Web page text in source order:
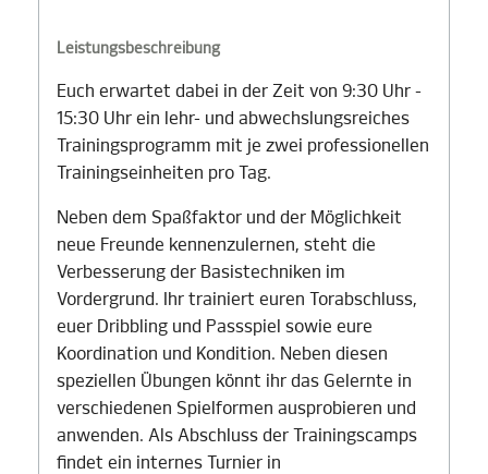
Leistungsbeschreibung
Euch erwartet dabei in der Zeit von 9:30 Uhr -
15:30 Uhr ein lehr- und abwechslungsreiches
Trainingsprogramm mit je zwei professionellen
Trainingseinheiten pro Tag.
Neben dem Spaßfaktor und der Möglichkeit
neue Freunde kennenzulernen, steht die
Verbesserung der Basistechniken im
Vordergrund. Ihr trainiert euren Torabschluss,
euer Dribbling und Passspiel sowie eure
Koordination und Kondition. Neben diesen
speziellen Übungen könnt ihr das Gelernte in
verschiedenen Spielformen ausprobieren und
anwenden. Als Abschluss der Trainingscamps
findet ein internes Turnier in